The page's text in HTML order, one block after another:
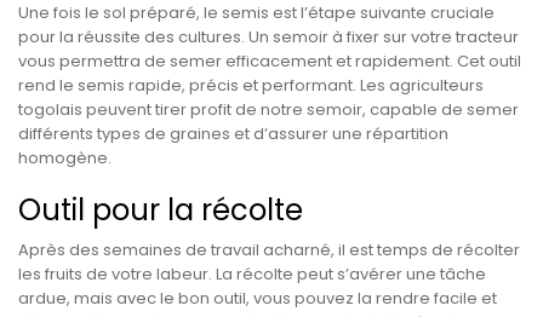
Une fois le sol préparé, le semis est l’étape suivante cruciale
pour la réussite des cultures. Un semoir à fixer sur votre tracteur
vous permettra de semer efficacement et rapidement. Cet outil
rend le semis rapide, précis et performant. Les agriculteurs
togolais peuvent tirer profit de notre semoir, capable de semer
différents types de graines et d’assurer une répartition
homogène.
Outil pour la récolte
Après des semaines de travail acharné, il est temps de récolter
les fruits de votre labeur. La récolte peut s’avérer une tâche
ardue, mais avec le bon outil, vous pouvez la rendre facile et